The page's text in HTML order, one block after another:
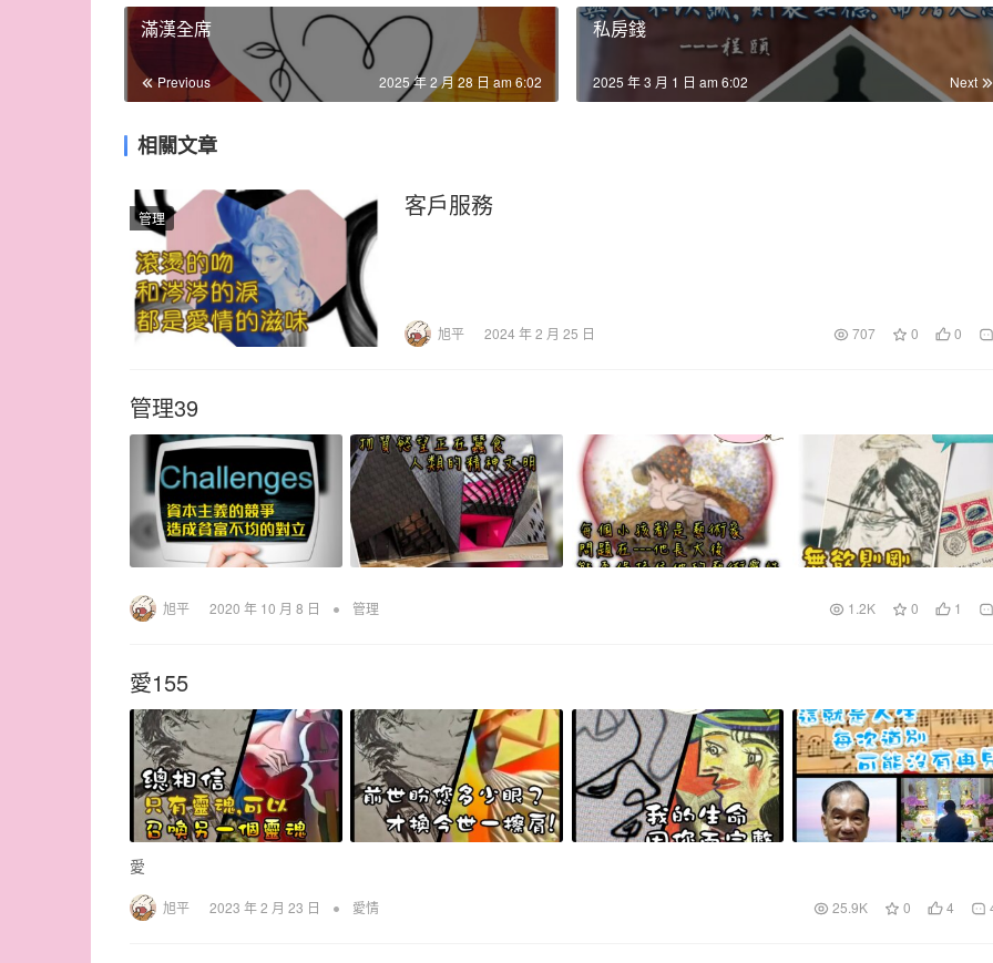
滿漢全席
Previous 2025 年 2 月 28 日 am 6:02
私房錢
Next
2025 年 3 月 1 日 am 6:02
相關文章
管理 客戶服務
旭平 2024 年 2 月 25 日 707 0 0
管理39
旭平 2020 年 10 月 8 日 • 管理 1.2K 0 1
愛155
愛
旭平 2023 年 2 月 23 日 • 愛情 25.9K 0 4